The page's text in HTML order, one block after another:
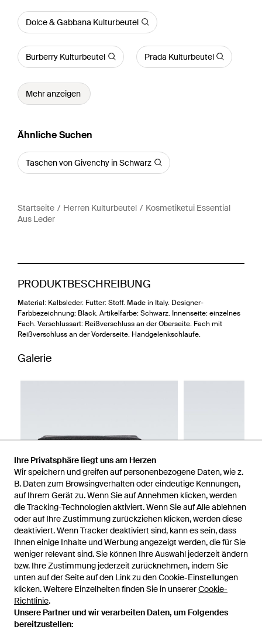
Ihre Privatsphäre liegt uns am Herzen
Wir speichern und greifen auf personenbezogene Daten, wie z.
B. Daten zum Browsingverhalten oder eindeutige Kennungen,
auf Ihrem Gerät zu. Wenn Sie auf Annehmen klicken, werden
die Tracking-Technologien aktiviert. Wenn Sie auf Alle ablehnen
oder auf Ihre Zustimmung zurückziehen klicken, werden diese
deaktiviert. Wenn Tracker deaktiviert sind, kann es sein, dass
Ihnen einige Inhalte und Werbung angezeigt werden, die für Sie
weniger relevant sind. Sie können Ihre Auswahl jederzeit ändern
bzw. Ihre Zustimmung jederzeit zurücknehmen, indem Sie
unten auf der Seite auf den Link zu den Cookie-Einstellungen
klicken. Weitere Einzelheiten finden Sie in unsererCookie-
Richtlinie.
Unsere Partner und wir verarbeiten Daten, um Folgendes
bereitzustellen:
Dolce & Gabbana Kulturbeutel
Burberry Kulturbeutel Prada Kulturbeutel
Mehr anzeigen
Ähnliche Suchen
Taschen von Givenchy in Schwarz
Startseite Herren Kulturbeutel
Kosmetiketui Essential
Aus Leder
PRODUKTBESCHREIBUNG
Material: Kalbsleder. Futter: Stoff. Made in Italy. Designer-
Farbbezeichnung: Black. Artikelfarbe: Schwarz. Innenseite: einzelnes
Fach. Verschlussart: Reißverschluss an der Oberseite. Fach mit
Reißverschluss an der Vorderseite. Handgelenkschlaufe.
Galerie
4
Zuvor verkauft bei: